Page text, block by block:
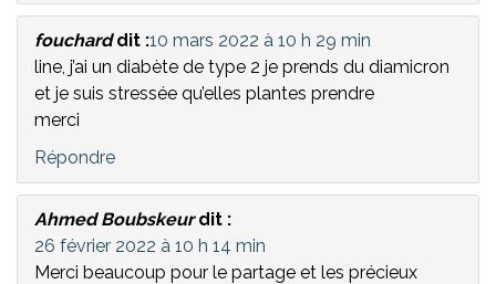
fouchard dit :10 mars 2022 à 10 h 29 min
line, j’ai un diabète de type 2 je prends du diamicron
et je suis stressée qu’elles plantes prendre
merci
Répondre
Ahmed Boubskeur dit :
26 février 2022 à 10 h 14 min
Merci beaucoup pour le partage et les précieux